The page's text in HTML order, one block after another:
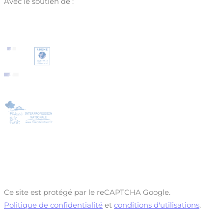
Ce site est protégé par le reCAPTCHA Google.
Politique de confidentialité et conditions d'utilisations.